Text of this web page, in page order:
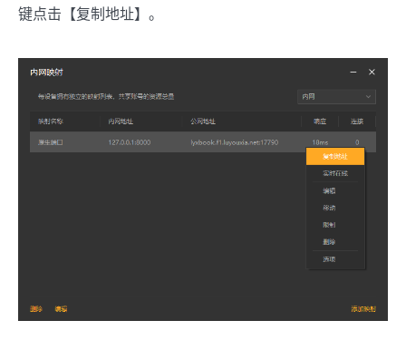
键点击【复制地址】。